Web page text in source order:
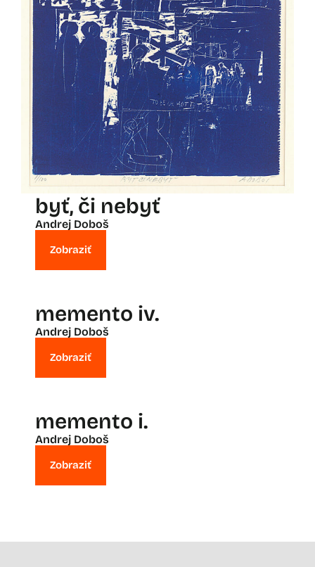
byť, či nebyť
Andrej Doboš
Zobraziť
memento iv.
Andrej Doboš
Zobraziť
memento i.
Andrej Doboš
Zobraziť